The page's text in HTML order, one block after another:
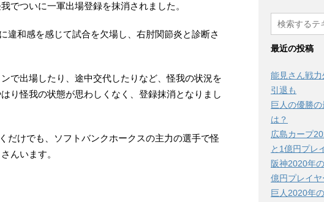
でついに一軍出場登録を抹消されました。
違和感を感じて試合を欠場し、右肘関節炎と診断さ
で出場したり、途中交代したりなど、怪我の状況を
り怪我の状態が思わしくなく、登録抹消となりまし
だけでも、ソフトバンクホークスの主力の選手で怪
んいます。
最近の投稿
能見さん戦
引退も
巨人の優勝
は？
広島カープ
と1億円プレ
阪神2020年
億円プレイヤ
巨人2020年